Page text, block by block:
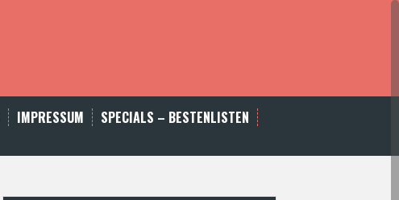
IMPRESSUM
SPECIALS – BESTENLISTEN